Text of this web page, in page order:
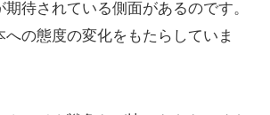
期待されている側面があるのです。
への態度の変化をもたらしていま